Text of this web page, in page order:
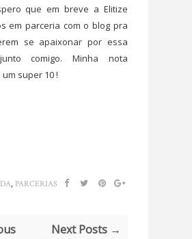
que em breve a Elitize
em parceria com o blog pra
se apaixonar por essa
comigo. Minha nota
super 10 !
, PARCERIAS
Next Posts →